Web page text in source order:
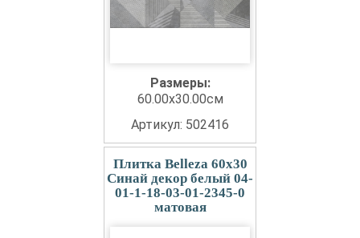
Размеры:
60.00x30.00см
Артикул: 502416
Плитка Belleza 60x30
Синай декор белый 04-
01-1-18-03-01-2345-0
матовая